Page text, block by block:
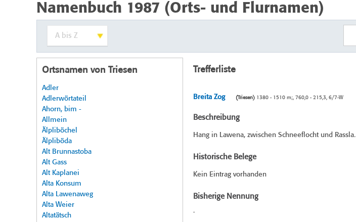
Namenbuch 1987 (Orts- und Flurnamen)
Ortsnamen von Triesen
Adler
Adlerwörtateil
Ahorn, bim -
Allmein
Älpliböchel
Älpliböda
Alt Brunnastoba
Alt Gass
Alt Kaplanei
Alta Konsum
Alta Lawenaweg
Alta Weier
Altatätsch
Trefferliste
Breita Zog (Triesen)1380 - 1510 m;, 760,0 - 215,3, 6/7-W
Beschreibung
Hang in Lawena, zwischen Schneeflocht und Rassla.
Historische Belege
Kein Eintrag vorhanden
Bisherige Nennung
-